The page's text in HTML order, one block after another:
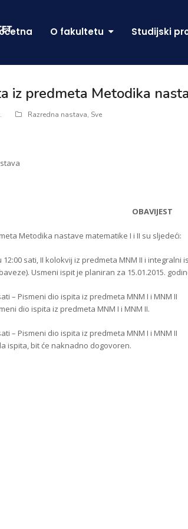
O fakultetu Studijski
iz predmeta Metodika
Razredna nastava, Sve
OBAVIJEST
Metodika nastave matematike I i II su sljedeći:
12:00 sati, II kolokvij iz predmeta MNM II i
Usmeni ispit je planiran za 15.01.2015.
– Pismeni dio ispita iz predmeta MNM I i MNM II
dio ispita iz predmeta MNM I i MNM II.
– Pismeni dio ispita iz predmeta MNM I i MNM II
ispita, bit će naknadno dogovoren.